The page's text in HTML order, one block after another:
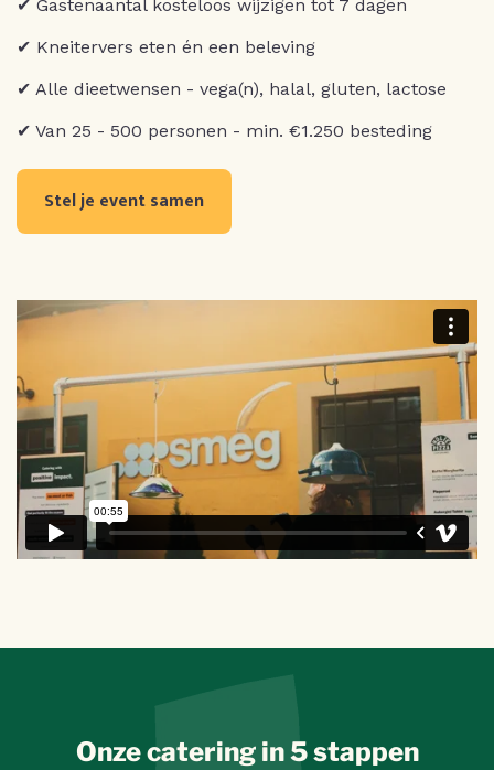
✔ Gastenaantal kosteloos wijzigen tot 7 dagen
✔ Kneitervers eten én een beleving
✔ Alle dieetwensen - vega(n), halal, gluten, lactose
✔ Van 25 - 500 personen - min. €1.250 besteding
Stel je event samen
Onze catering in 5 stappen